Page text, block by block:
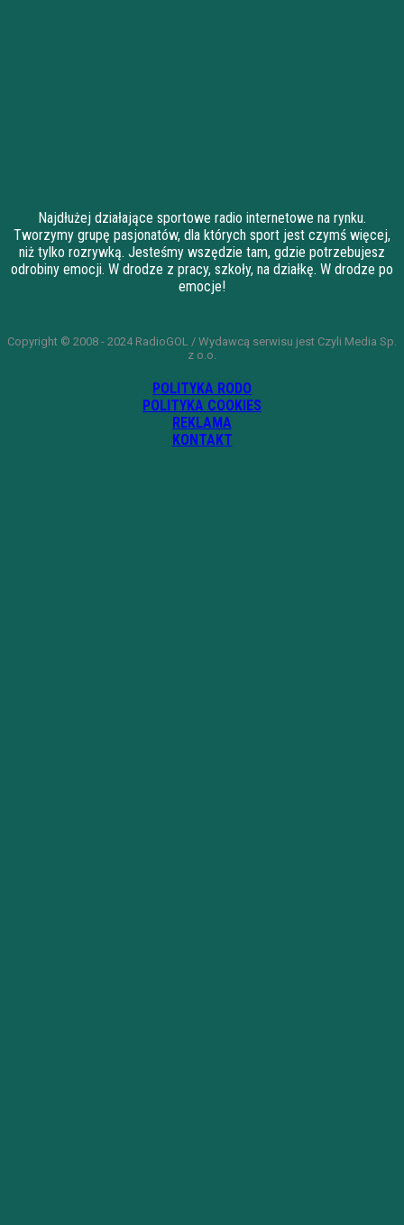
Najdłużej działające sportowe radio internetowe na rynku.
Tworzymy grupę pasjonatów, dla których sport jest czymś więcej,
niż tylko rozrywką. Jesteśmy wszędzie tam, gdzie potrzebujesz
odrobiny emocji. W drodze z pracy, szkoły, na działkę. W drodze po
emocje!
Copyright © 2008 - 2024 RadioGOL / Wydawcą serwisu jest Czyli Media Sp.
z o.o.
POLITYKA RODO
POLITYKA COOKIES
REKLAMA
KONTAKT